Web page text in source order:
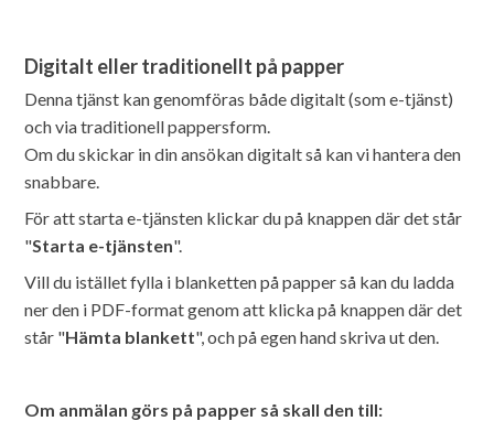
Digitalt eller traditionellt på papper
Denna tjänst kan genomföras både digitalt (som e-tjänst)
och via traditionell pappersform.
Om du skickar in din ansökan digitalt så kan vi hantera den
snabbare.
För att starta e-tjänsten klickar du på knappen där det står
"Starta e-tjänsten".
Vill du istället fylla i blanketten på papper så kan du ladda
ner den i PDF-format genom att klicka på knappen där det
står "Hämta blankett", och på egen hand skriva ut den.
Om anmälan görs på papper så skall den till: